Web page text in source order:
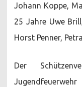
Johann Koppe,
25 Jahre Uwe
Horst Penner,
Der